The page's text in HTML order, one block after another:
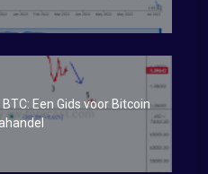
Een Gids voor Bitcoin